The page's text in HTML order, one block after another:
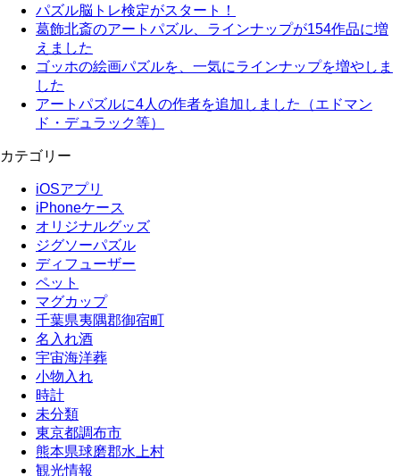
パズル脳トレ検定がスタート！
葛飾北斎のアートパズル、ラインナップが154作品に増
えました
ゴッホの絵画パズルを、一気にラインナップを増やしま
した
アートパズルに4人の作者を追加しました（エドマン
ド・デュラック等）
カテゴリー
iOSアプリ
iPhoneケース
オリジナルグッズ
ジグソーパズル
ディフューザー
ペット
マグカップ
千葉県夷隅郡御宿町
名入れ酒
宇宙海洋葬
小物入れ
時計
未分類
東京都調布市
熊本県球磨郡水上村
観光情報